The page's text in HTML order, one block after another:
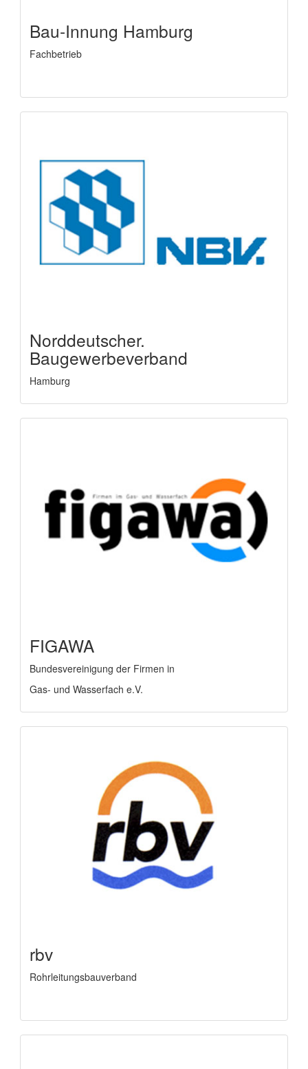
Bau-Innung Hamburg
Fachbetrieb
Norddeutscher.
Baugewerbeverband
Hamburg
FIGAWA
Bundesvereinigung der Firmen in
Gas- und Wasserfach e.V.
rbv
Rohrleitungsbauverband